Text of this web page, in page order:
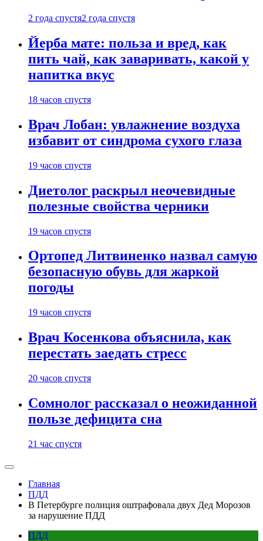
2 года спустя2 года спустя
Йерба мате: польза и вред, как
пить чай, как заваривать, какой у
напитка вкус
18 часов спустя
Врач Лобан: увлажнение воздуха
избавит от синдрома сухого глаза
19 часов спустя
Диетолог раскрыл неочевидные
полезные свойства черники
19 часов спустя
Ортопед Литвиненко назвал самую
безопасную обувь для жаркой
погоды
19 часов спустя
Врач Косенкова объяснила, как
перестать заедать стресс
20 часов спустя
Сомнолог рассказал о неожиданной
пользе дефицита сна
21 час спустя
Главная
ПДД
В Петербурге полиция оштрафовала двух Дед Морозов
за нарушение ПДД
ПДД